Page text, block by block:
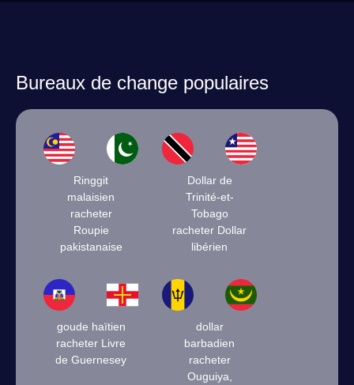
Bureaux de change populaires
Ringgit
malaisien
racheter
Roupie
pakistanaise
Dollar de
Trinité-et-
Tobago
racheter Dollar
libérien
goude haïtien
racheter Livre
de Guernesey
dollar
barbadien
racheter
Ouguiya,